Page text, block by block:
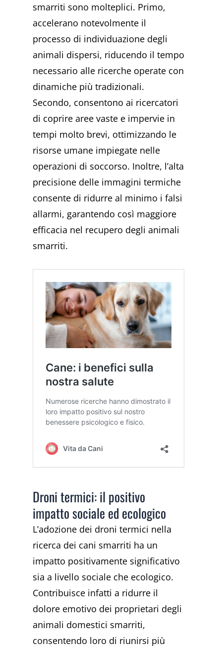
smarriti sono molteplici. Primo,
accelerano notevolmente il
processo di individuazione degli
animali dispersi, riducendo il tempo
necessario alle ricerche operate con
dinamiche più tradizionali.
Secondo, consentono ai ricercatori
di coprire aree vaste e impervie in
tempi molto brevi, ottimizzando le
risorse umane impiegate nelle
operazioni di soccorso. Inoltre, l’alta
precisione delle immagini termiche
consente di ridurre al minimo i falsi
allarmi, garantendo così maggiore
efficacia nel recupero degli animali
smarriti.
Droni termici: il positivo
impatto sociale ed ecologico
L’adozione dei droni termici nella
ricerca dei cani smarriti ha un
impatto positivamente significativo
sia a livello sociale che ecologico.
Contribuisce infatti a ridurre il
dolore emotivo dei proprietari degli
animali domestici smarriti,
consentendo loro di riunirsi più